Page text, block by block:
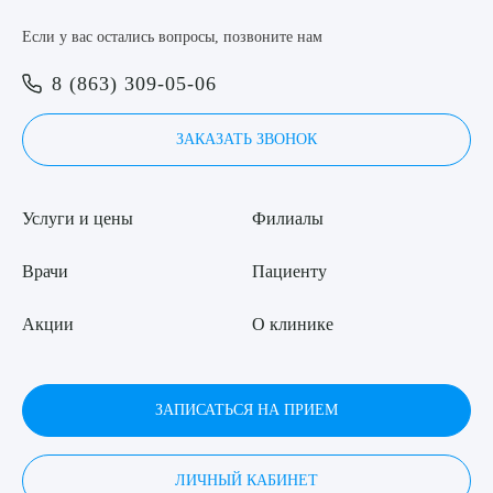
Если у вас остались вопросы, позвоните нам
8 (863) 309-05-06
ЗАКАЗАТЬ ЗВОНОК
Услуги и цены
Врачи
Акции
Филиалы
Пациенту
О клинике
ЗАПИСАТЬСЯ НА ПРИЕМ
ЛИЧНЫЙ КАБИНЕТ
Я даю согласие наобработку персональных данных